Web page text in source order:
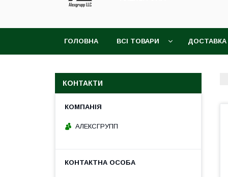
ГОЛОВНА ВСІ ТОВАРИ
КОНТАКТИ
АЛЕКСГРУПП